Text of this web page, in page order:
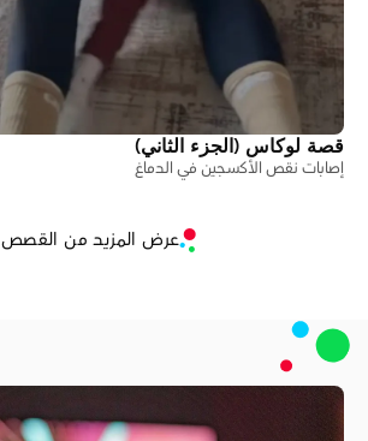
قصة لوكاس (الجزء الثاني)
إصابات نقص الأكسجين في الدماغ
عرض المزيد من القصص